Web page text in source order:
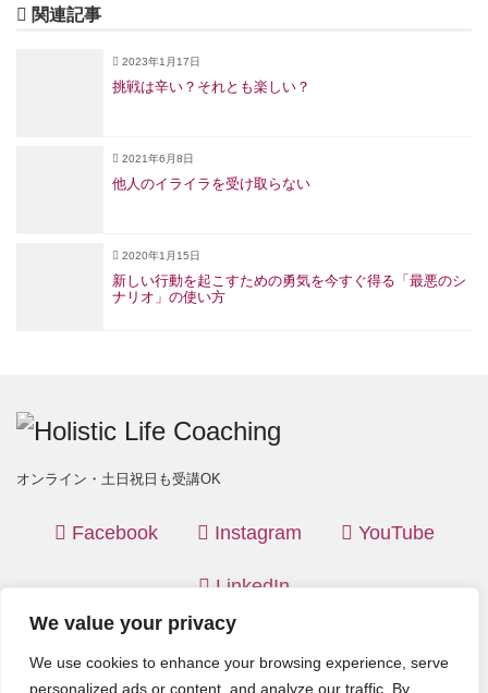
We value your privacy
We use cookies to enhance your browsing experience, serve
personalized ads or content, and analyze our traffic. By
関連記事
2023年1月17日
挑戦は辛い？それとも楽しい？
2021年6月8日
他人のイライラを受け取らない
2020年1月15日
新しい行動を起こすための勇気を今すぐ得る「最悪のシ
ナリオ」の使い方
オンライン・土日祝日も受講OK
Facebook Instagram YouTube
LinkedIn
LIQUID PRESS.